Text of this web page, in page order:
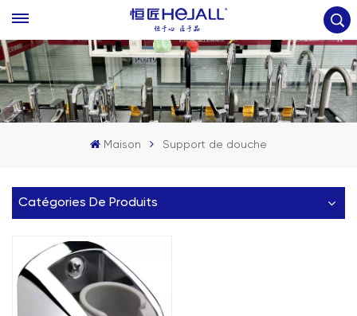
Maison Support de douche
Catégories De Produits